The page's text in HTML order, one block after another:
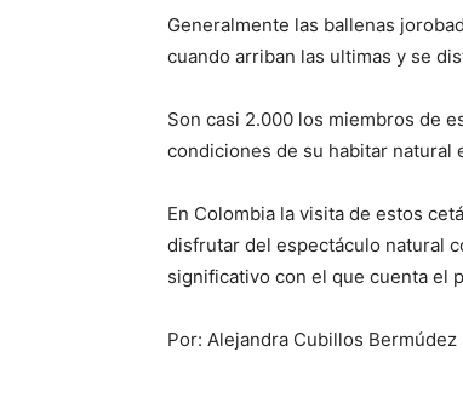
Generalmente las ballenas
cuando arriban las ultimas y se
Son casi 2.000 los miembros de
condiciones de su habitar natural
En Colombia la visita de estos
disfrutar del espectáculo natural
significativo con el que cuenta el
Por: Alejandra Cubillos Bermúdez